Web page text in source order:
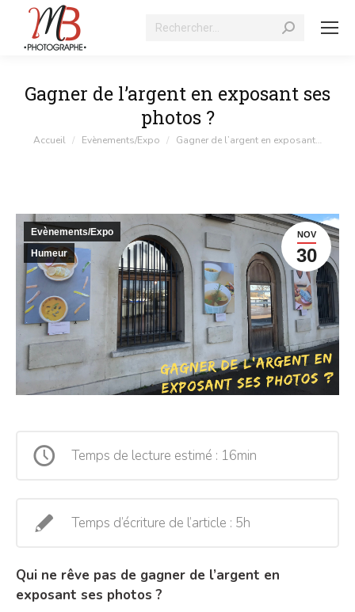
Recherche
Gagner de l’argent en exposant ses
photos ?
Vous êtes ici :
Accueil Evènements/Expo Gagner de l’argent en exposant…
NOV
30
Evènements/Expo
Humeur
Temps de lecture estimé : 16min
Temps d’écriture de l’article : 5h
Qui ne rêve pas de gagner de l’argent en
exposant ses photos ?